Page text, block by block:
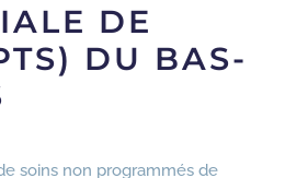
DE
DU BAS-
soins non programmés de